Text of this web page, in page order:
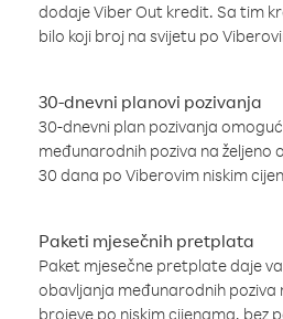
dodaje Viber Out kredit. Sa tim
bilo koji broj na svijetu po
30-dnevni planovi pozivanja
30-dnevni plan pozivanja
međunarodnih poziva na željeno
30 dana po Viberovim niskim
Paketi mjesečnih pretplata
Paket mjesečne pretplate daje
obavljanja međunarodnih poziva
brojeve po niskim cijenama, bez